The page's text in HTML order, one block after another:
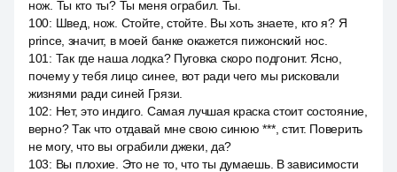
нож. Ты кто ты? Ты меня ограбил. Ты.
100: Швед, нож. Стойте, стойте. Вы хоть знаете, кто я? Я
prince, значит, в моей банке окажется пижонский нос.
101 : Так где наша лодка? Пуговка скоро подгонит. Ясно,
почему у тебя лицо синее, вот ради чего мы рисковали
жизнями ради синей Грязи.
102: Нет, это индиго. Самая лучшая краска стоит состояние,
верно? Так что отдавай мне свою синюю ***, стит. Поверить
не могу, что вы ограбили джеки, да?
103: Вы плохие. Это не то, что ты думаешь. В зависимости